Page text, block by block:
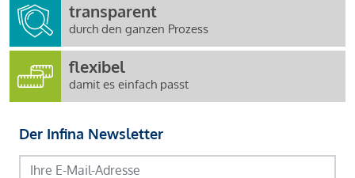
transparent
durch den ganzen Prozess
flexibel
damit es einfach passt
Der Infina Newsletter